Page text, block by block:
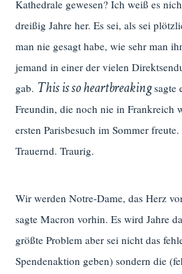
Kathedrale gewesen? Ich weiß es
dreißig Jahre her. Es sei, als sei
man nie gesagt habe, wie sehr man
jemand in einer der vielen
gab. This is so heartbreakingsagte
Freundin, die noch nie in Frankreich
ersten Parisbesuch im Sommer
Trauernd. Traurig.
Wir werden Notre-Dame, das Herz
sagte Macron vorhin. Es wird Jahre
größte Problem aber sei nicht das
Spendenaktion geben) sondern die